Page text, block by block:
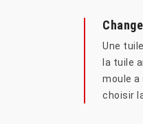
Une
la tuile
moule a
choisir